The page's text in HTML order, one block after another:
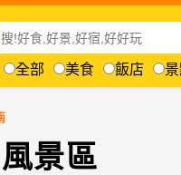
全部 美食 飯店
景區